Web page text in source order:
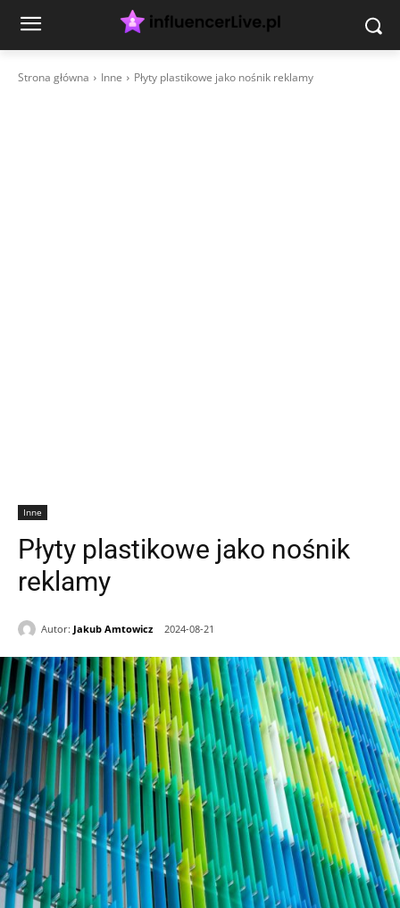
Strona główna Inne Płyty plastikowe jako nośnik reklamy
Inne
Płyty plastikowe jako nośnik
reklamy
Autor: Jakub Amtowicz 2024-08-21